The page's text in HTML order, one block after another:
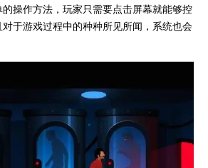
操作方法，玩家只需要点击屏幕就能够控
于游戏过程中的种种所见所闻，系统也会